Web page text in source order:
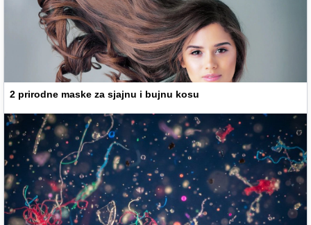
2 prirodne maske za sjajnu i bujnu kosu